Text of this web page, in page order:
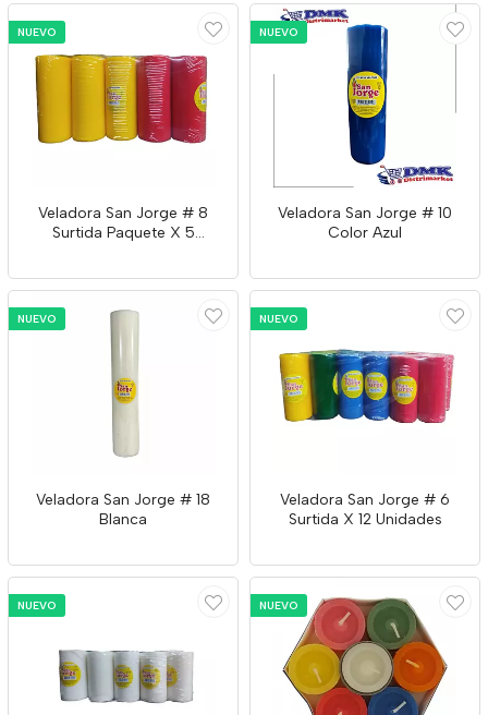
NUEVO
Veladora San Jorge # 8
Surtida Paquete X 5
NUEVO
Veladora San Jorge # 10
Color Azul
NUEVO
Veladora San Jorge # 18
Blanca
NUEVO
Veladora San Jorge # 6
Surtida X 12 Unidades
NUEVO NUEVO